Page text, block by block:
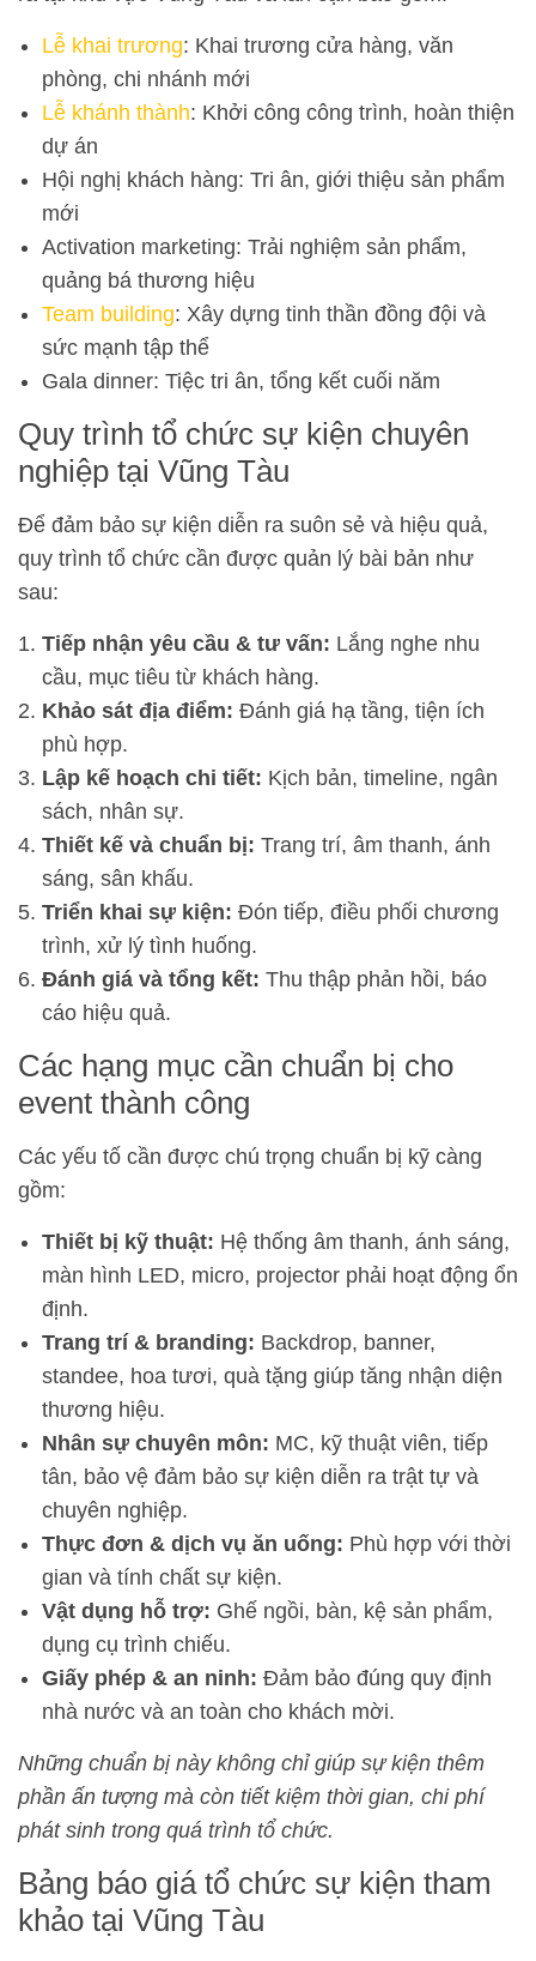
Lễ khai trương: Khai trương cửa hàng, văn
phòng, chi nhánh mới
Lễ khánh thành: Khởi công công trình, hoàn thiện
dự án
Hội nghị khách hàng: Tri ân, giới thiệu sản phẩm
mới
Activation marketing: Trải nghiệm sản phẩm,
quảng bá thương hiệu
Team building: Xây dựng tinh thần đồng đội và
sức mạnh tập thể
Gala dinner: Tiệc tri ân, tổng kết cuối năm
Quy trình tổ chức sự kiện chuyên
nghiệp tại Vũng Tàu
Để đảm bảo sự kiện diễn ra suôn sẻ và hiệu quả,
quy trình tổ chức cần được quản lý bài bản như
sau:
Tiếp nhận yêu cầu & tư vấn: Lắng nghe nhu
cầu, mục tiêu từ khách hàng.
Khảo sát địa điểm: Đánh giá hạ tầng, tiện ích
phù hợp.
Lập kế hoạch chi tiết: Kịch bản, timeline, ngân
sách, nhân sự.
Thiết kế và chuẩn bị: Trang trí, âm thanh, ánh
sáng, sân khấu.
Triển khai sự kiện: Đón tiếp, điều phối chương
trình, xử lý tình huống.
Đánh giá và tổng kết: Thu thập phản hồi, báo
cáo hiệu quả.
Các hạng mục cần chuẩn bị cho
event thành công
Các yếu tố cần được chú trọng chuẩn bị kỹ càng
gồm:
Thiết bị kỹ thuật: Hệ thống âm thanh, ánh sáng,
màn hình LED, micro, projector phải hoạt động ổn
định.
Trang trí & branding: Backdrop, banner,
standee, hoa tươi, quà tặng giúp tăng nhận diện
thương hiệu.
Nhân sự chuyên môn: MC, kỹ thuật viên, tiếp
tân, bảo vệ đảm bảo sự kiện diễn ra trật tự và
chuyên nghiệp.
Thực đơn & dịch vụ ăn uống: Phù hợp với thời
gian và tính chất sự kiện.
Vật dụng hỗ trợ: Ghế ngồi, bàn, kệ sản phẩm,
dụng cụ trình chiếu.
Giấy phép & an ninh: Đảm bảo đúng quy định
nhà nước và an toàn cho khách mời.
Những chuẩn bị này không chỉ giúp sự kiện thêm
phần ấn tượng mà còn tiết kiệm thời gian, chi phí
phát sinh trong quá trình tổ chức.
Bảng báo giá tổ chức sự kiện tham
khảo tại Vũng Tàu